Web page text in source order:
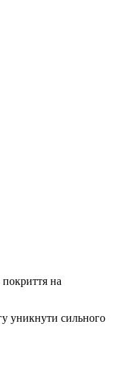
покриття на
уникнути сильного